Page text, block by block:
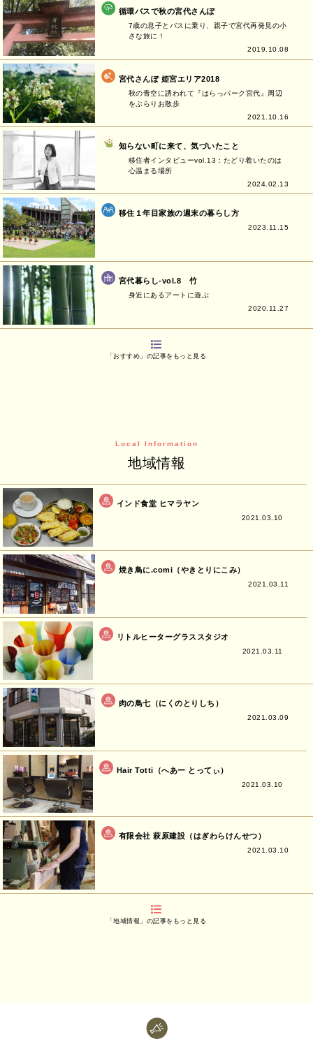
循環バスで秋の宮代さんぽ
7歳の息子とバスに乗り、親子で宮代再発見の小
さな旅に！
2019.10.08
宮代さんぽ 姫宮エリア2018
秋の青空に誘われて『はらっパーク宮代』周辺
をぶらりお散歩
2021.10.16
知らない町に来て、気づいたこと
移住者インタビューvol.13：たどり着いたのは
心温まる場所
2024.02.13
移住１年目家族の週末の暮らし方
2023.11.15
宮代暮らし-vol.8 竹
身近にあるアートに遊ぶ
2020.11.27
「おすすめ」の記事をもっと見る
Local Information
地域情報
インド食堂 ヒマラヤン
2021.03.10
焼き鳥に.comi（やきとりにこみ）
2021.03.11
リトルヒーターグラススタジオ
2021.03.11
肉の鳥七（にくのとりしち）
2021.03.09
Hair Totti（へあー とってぃ）
2021.03.10
有限会社 萩原建設（はぎわらけんせつ）
2021.03.10
「地域情報」の記事をもっと見る